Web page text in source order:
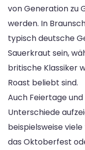
von Generation zu
werden. In
typisch deutsche
Sauerkraut sein,
britische Klassiker
Roast beliebt sind.
Auch Feiertage
Unterschiede
beispielsweise
das Oktoberfest